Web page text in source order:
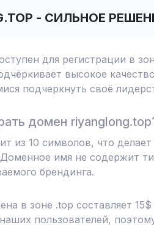
- СИЛЬНОЕ
для регистрации в
высокое
подчеркнуть своё
домен
из 10 символов, что
имя не содержит
брендинга.
в зоне .top составляет
пользователей,